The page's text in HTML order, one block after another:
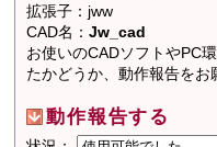
拡張子：jww
CAD名：Jw_cad
お使いのCADソフトやPC
たかどうか、動作報告をお
動作報告する